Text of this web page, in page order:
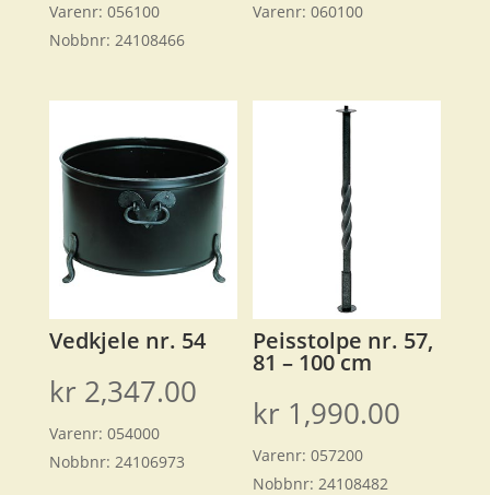
Varenr: 056100
Nobbnr: 24108466
Varenr:060100
Vedkjele nr. 54
kr 2,347.00
Varenr: 054000
Nobbnr: 24106973
Peisstolpe nr. 57,
81 – 100 cm
kr 1,990.00
Varenr:057200
Nobbnr: 24108482